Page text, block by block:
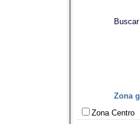
Zona
Zona Centro